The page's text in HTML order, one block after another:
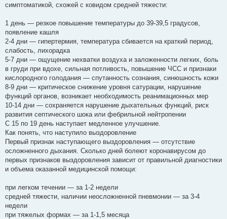
симптоматикой, схожей с ковидом средней тяжести:
1 день — резкое повышение температуры до 39-39,5 градусов,
появление кашля
2-4 дни — гипертермия, температура сбивается на краткий период,
слабость, лихорадка
5-7 дни — ощущение нехватки воздуха и заложенности легких, боль
в груди при вдохе, сильная потливость, повышение ЧСС и признаки
кислородного голодания — спутанность сознания, синюшность кожи
8-9 дни — критическое снижение уровня сатурации, нарушение
функций органов, возникает необходимость реанимационных мер
10-14 дни — сохраняется нарушение дыхательных функций, риск
развития септического шока или фебрильной нейтропении
С 15 по 19 день наступает медленное улучшение.
Как понять, что наступило выздоровление
Первый признак наступающего выздоровления — отсутствие
осложненного дыхания. Сколько дней болеют коронавирусом до
первых признаков выздоровления зависит от правильной диагностики
и объема оказанной медицинской помощи:
при легком течении — за 1-2 недели
средней тяжести, наличии неосложненной пневмонии — за 3-4
недели
при тяжелых формах — за 1-1,5 месяца